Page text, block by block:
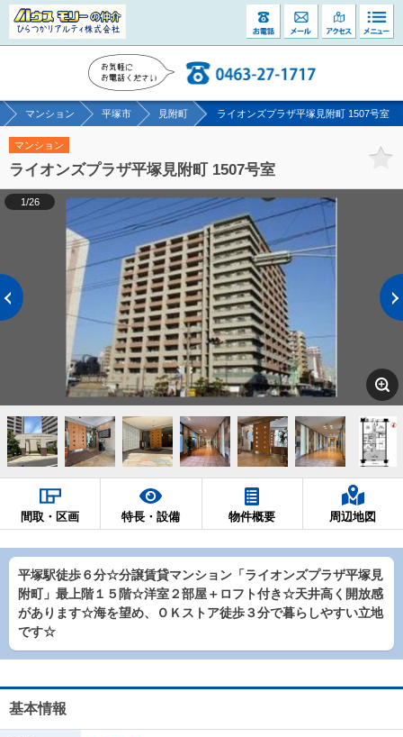
マンション 平塚市 見附町 ライオンズプラザ平塚見附町 1507号室
マンション
ライオンズプラザ平塚見附町 1507号室
1/26
間取・区画 特長・設備 物件概要 周辺地図
平塚駅徒歩６分☆分譲賃貸マンション「ライオンズプラザ平塚見
附町」最上階１５階☆洋室２部屋＋ロフト付き☆天井高く開放感
があります☆海を望め、ＯＫストア徒歩３分で暮らしやすい立地
です☆
基本情報